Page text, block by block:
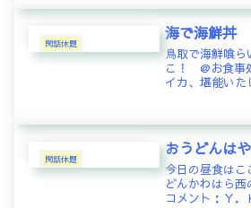
違いなしちなみ
されてました。
仕事...
閑話休題
海で海鮮丼
鳥取で海鮮喰
こ！ @お食事
イカ、堪能いた
は独特ですよね
値ははりますが
す。ジ...
閑話休題
おうどんは
今日の昼食は
どんかわはら西
コメント：Ｙ